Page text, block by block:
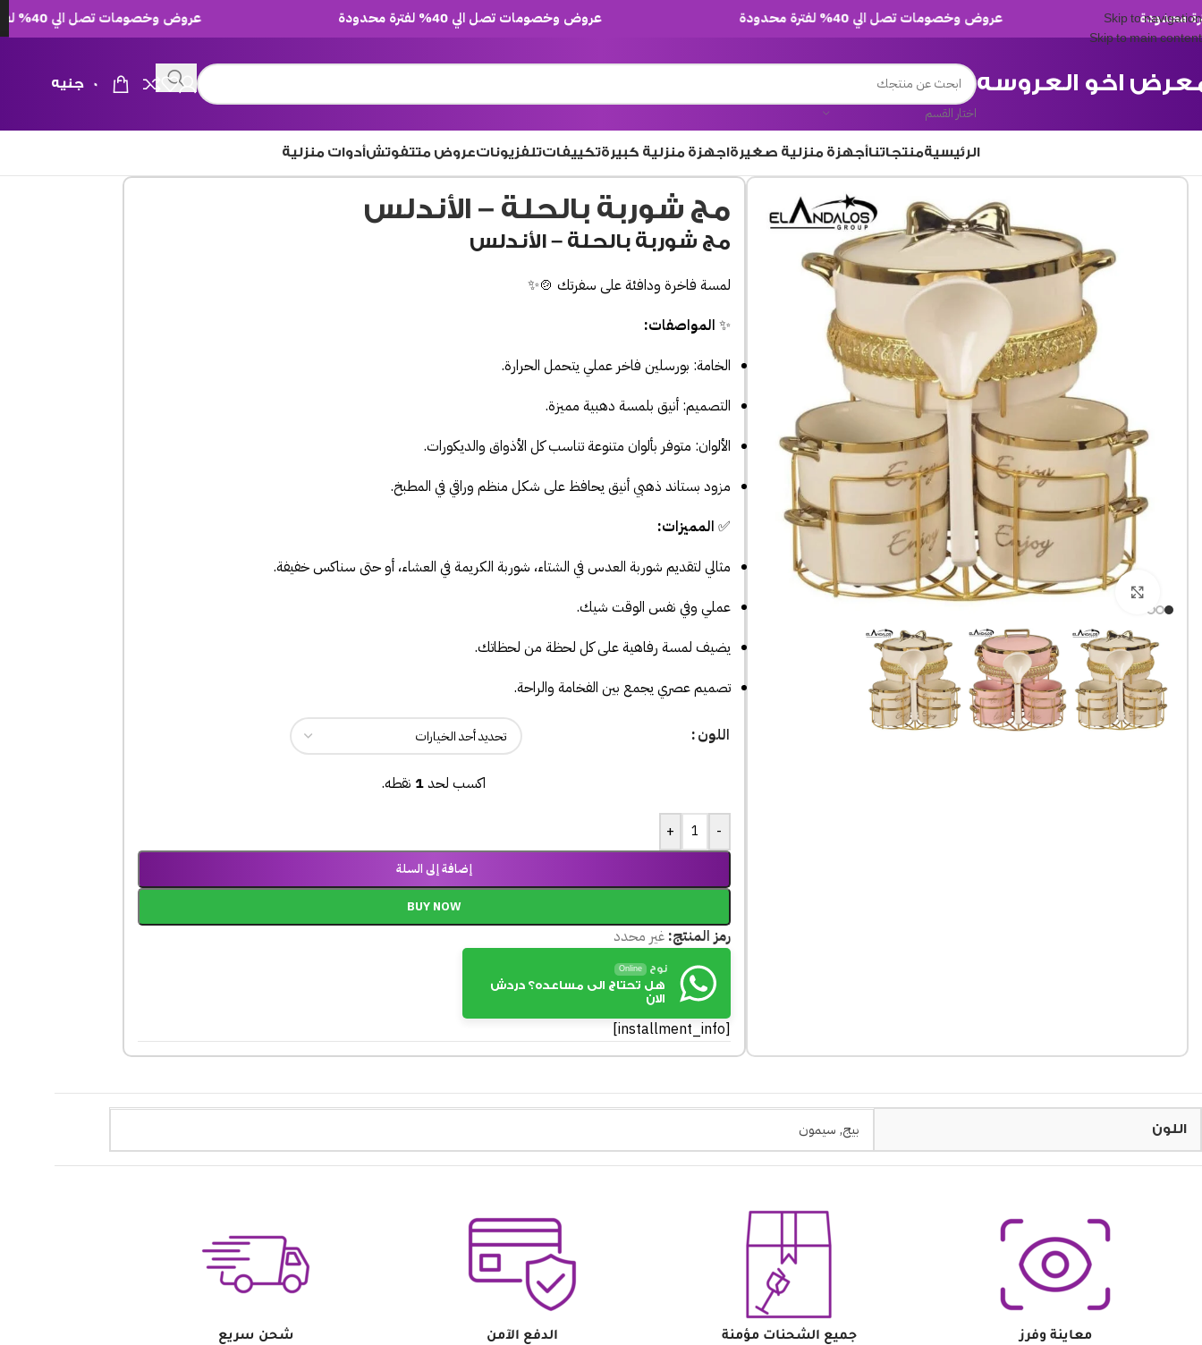
Skip to navigation
Skip to main content
عروض وخصومات تصل الي 40% لفترة محدودة عروض وخصومات تصل الي 40% لفترة محدودة عروض وخصومات تصل الي 40% لفترة محدودة
اخو العروسه
اختار القسم
0 جنيه
الرئيسيةمنتجاتناأجهزة منزلية صغيرةاجهزة منزلية كبيرةتكييفاتتلفزيوناتعروض متتفوتشأدوات منزلية
Click to enlarge
مج شوربة بالحلة – الأندلس
مج شوربة بالحلة – الأندلس
لمسة فاخرة ودافئة على سفرتك 🍲✨
✨ المواصفات:
الخامة: بورسلين فاخر عملي يتحمل الحرارة.
التصميم: أنيق بلمسة دهبية مميزة.
الألوان: متوفر بألوان متنوعة تناسب كل الأذواق والديكورات.
مزود بستاند ذهبي أنيق يحافظ على شكل منظم وراقي في المطبخ.
✅ المميزات:
مثالي لتقديم شوربة العدس في الشتاء، شوربة الكريمة في العشاء، أو حتى سناكس خفيفة.
عملي وفي نفس الوقت شيك.
يضيف لمسة رفاهية على كل لحظة من لحظاتك.
تصميم عصري يجمع بين الفخامة والراحة.
اللون
اكسب لحد1 نقطه.
-
+
إضافة إلى السلة
BUY NOW
رمز المنتج:غير محدد
نوح Online
هل تحتاج الى مساعده؟ دردش
الان
[installment_info]
اللون بيج, سيمون
معاينة وفرز
جميع الشحنات مؤمنة
الدفع الآمن
شحن سريع